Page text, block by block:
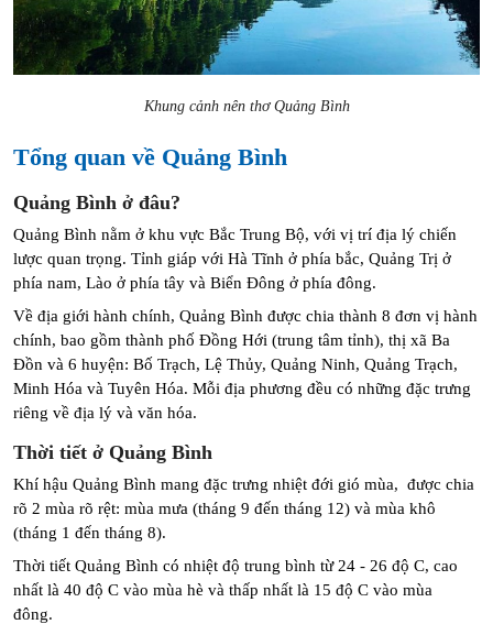
Khung cảnh nên thơ Quảng Bình
Tổng quan về Quảng Bình
Quảng Bình ở đâu?
Quảng Bình nằm ở khu vực Bắc Trung Bộ, với vị trí địa lý chiến
lược quan trọng. Tỉnh giáp với Hà Tĩnh ở phía bắc, Quảng Trị ở
phía nam, Lào ở phía tây và Biển Đông ở phía đông.
Về địa giới hành chính, Quảng Bình được chia thành 8 đơn vị hành
chính, bao gồm thành phố Đồng Hới (trung tâm tỉnh), thị xã Ba
Đồn và 6 huyện: Bố Trạch, Lệ Thủy, Quảng Ninh, Quảng Trạch,
Minh Hóa và Tuyên Hóa. Mỗi địa phương đều có những đặc trưng
riêng về địa lý và văn hóa.
Thời tiết ở Quảng Bình
Khí hậu Quảng Bình mang đặc trưng nhiệt đới gió mùa,  được chia
rõ 2 mùa rõ rệt: mùa mưa (tháng 9 đến tháng 12) và mùa khô
(tháng 1 đến tháng 8).
Thời tiết Quảng Bình có nhiệt độ trung bình từ 24 - 26 độ C, cao
nhất là 40 độ C vào mùa hè và thấp nhất là 15 độ C vào mùa
đông.